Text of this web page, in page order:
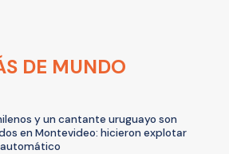
DE MUNDO
y un cantante uruguayo son
en Montevideo: hicieron explotar